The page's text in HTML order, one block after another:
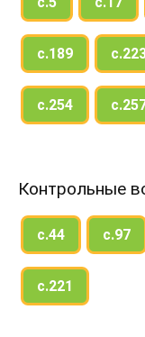
с.189
с.254
Контрольные
с.44 с.97
с.221